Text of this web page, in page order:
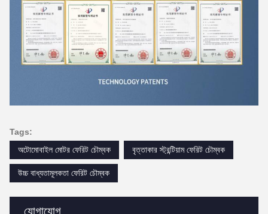
যোগাযোগ
Tags:
অটোমোবাইল মোটর ফেরিট চৌম্বক
বৃত্তাকার স্ট্রন্টিয়াম ফেরিট চৌম্বক
উচ্চ বাধ্যতামূলকতা ফেরিট চৌম্বক